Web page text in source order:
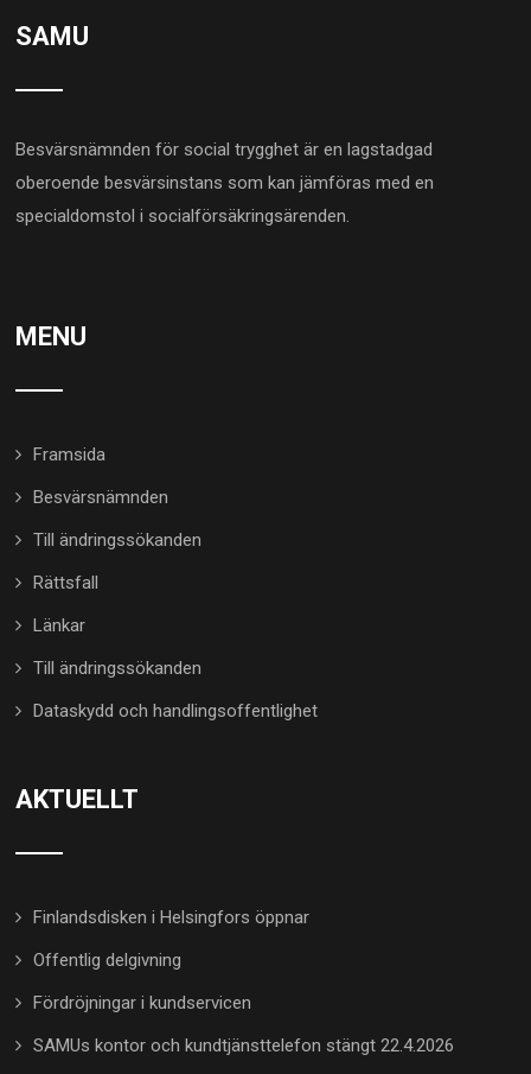
SAMU
Besvärsnämnden för social trygghet är en lagstadgad
oberoende besvärsinstans som kan jämföras med en
specialdomstol i socialförsäkringsärenden.
MENU
Framsida
Besvärsnämnden
Till ändringssökanden
Rättsfall
Länkar
Till ändringssökanden
Dataskydd och handlingsoffentlighet
AKTUELLT
Finlandsdisken i Helsingfors öppnar
Offentlig delgivning
Fördröjningar i kundservicen
SAMUs kontor och kundtjänsttelefon stängt 22.4.2026